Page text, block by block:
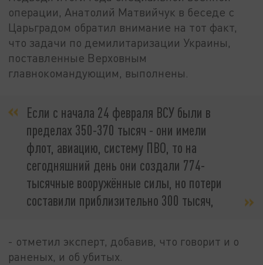
операции, Анатолий Матвийчук в беседе с
Царьградом обратил внимание на тот факт,
что задачи по демилитаризации Украины,
поставленные Верховным
главнокомандующим, выполнены.
Если с начала 24 февраля ВСУ были в
пределах 350-370 тысяч - они имели
флот, авиацию, систему ПВО, то на
сегодняшний день они создали 774-
тысячные вооружённые силы, но потери
составили приблизительно 300 тысяч,
- отметил эксперт, добавив, что говорит и о
раненых, и об убитых.